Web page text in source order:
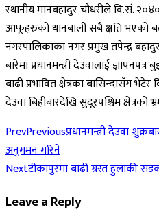
स्थानीय मानबहादुर चौधरीले वि.सं.
आफूहरुको धानबाली सबै क्षति भएको
नगरपालिकाका नगर प्रमुख तपेन्द्र
बारेमा प्रधानमन्त्री देउवालाई
बाढी प्रभावित क्षेत्रका बासिन्दासँग
देउवा बिहीबारदेखि सुदूरपश्चिम क्षेत्रको
PrevPreviousप्रधानमन्त्री देउवा
अनुगमन गरिने
Nextटीकापुरमा बाढी ग्रस्त हुलाकी
Leave a Reply